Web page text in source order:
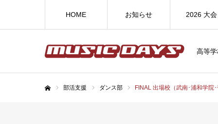
高等
HOME お知らせ 2026 大会
部活支援 ダンス部 FINAL 出場校（武南･浦和学院